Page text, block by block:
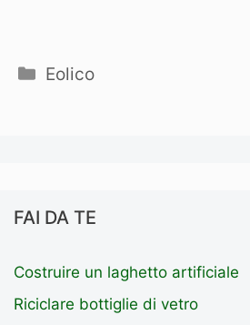
Categorie
Eolico
FAI DA TE
Costruire un laghetto artificiale
Riciclare bottiglie di vetro